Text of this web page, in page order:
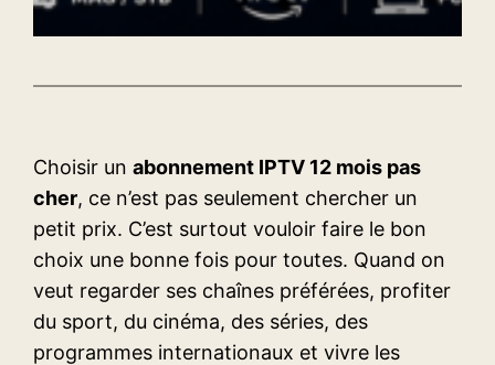
Choisir unabonnement IPTV 12 mois pas
cher, ce n’est pas seulement chercher un
petit prix. C’est surtout vouloir faire le bon
choix une bonne fois pour toutes. Quand on
veut regarder ses chaînes préférées, profiter
du sport, du cinéma, des séries, des
programmes internationaux et vivre les